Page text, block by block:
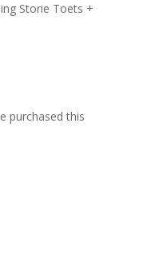
Storie Toets +
purchased this